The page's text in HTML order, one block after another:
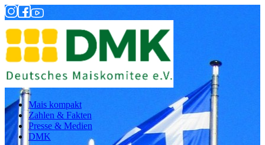
Mais kompakt
Zahlen & Fakten
Presse & Medien
DMK